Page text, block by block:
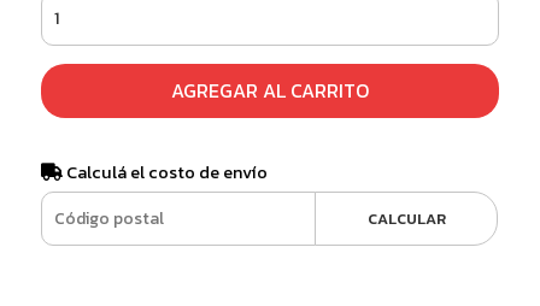
AGREGAR AL CARRITO
Calculá el costo de envío
CALCULAR